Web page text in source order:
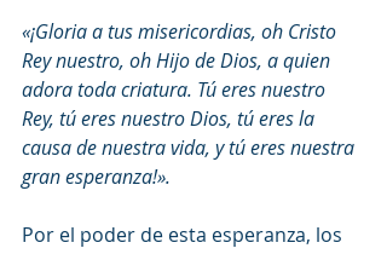
«¡Gloria a tus misericordias, oh Cristo
Rey nuestro, oh Hijo de Dios, a quien
adora toda criatura. Tú eres nuestro
Rey, tú eres nuestro Dios, tú eres la
causa de nuestra vida, y tú eres nuestra
gran esperanza!».
Por el poder de esta esperanza, los